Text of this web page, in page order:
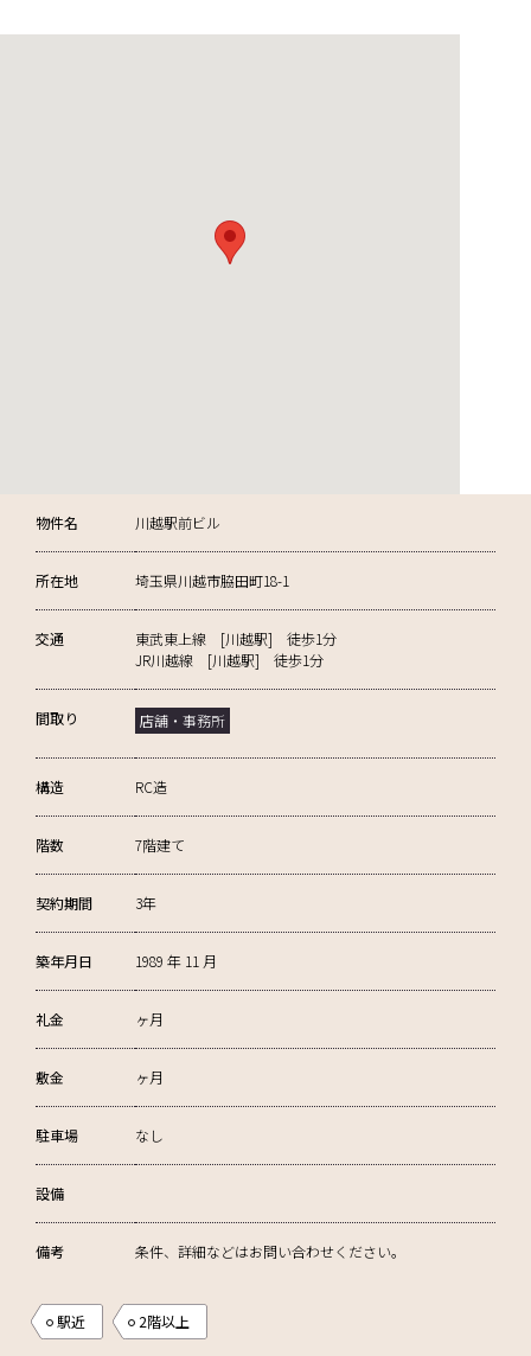
物件名 川越駅前ビル
所在地 埼玉県川越市脇田町18-1
交通
東武東上線 [川越駅] 徒歩1分
JR川越線 [川越駅] 徒歩1分
間取り 店舗・事務所
構造 RC造
階数 7階建て
契約期間 3年
築年月日 1989 年 11 月
礼金 ヶ月
敷金 ヶ月
駐車場 なし
設備
備考 条件、詳細などはお問い合わせください。
駅近 2階以上